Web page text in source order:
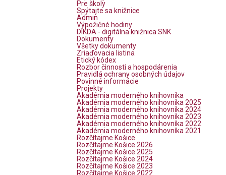
Pre školy
Spýtajte sa knižnice
Admin
Výpožičné hodiny
DIKDA - digitálna knižnica SNK
Dokumenty
Všetky dokumenty
Zriaďovacia listina
Etický kódex
Rozbor činnosti a hospodárenia
Pravidlá ochrany osobných údajov
Povinné informácie
Projekty
Akadémia moderného knihovníka
Akadémia moderného knihovníka 2025
Akadémia moderného knihovníka 2024
Akadémia moderného knihovníka 2023
Akadémia moderného knihovníka 2022
Akadémia moderného knihovníka 2021
Rozčítajme Košice
Rozčítajme Košice 2026
Rozčítajme Košice 2025
Rozčítajme Košice 2024
Rozčítajme Košice 2023
Rozčítajme Košice 2022